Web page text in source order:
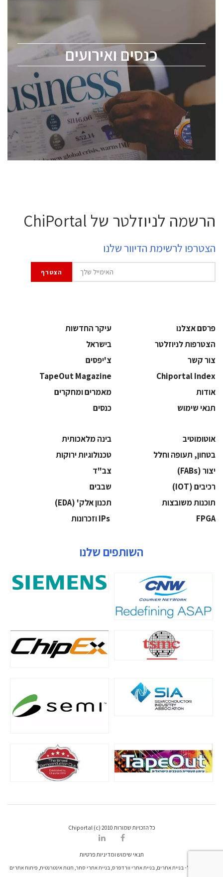
כנסים ואירועים
לכל העוסקים בתעשיית הסמיקונדקטור כולל מהנדסים,
ChipEx2026 will be held on May 12-13, 2026. The
conference is intended for everyone involved in the
semiconductor industry, including engineers,
professional experts, and senior executives.
לחץ לפרטים
הרשמה לניוזלטר של ChiPortal
הצטרפו לרשימת הדיוור שלנו
פרסם אצלנו
עיקר החדשות
הצטרפות לניוזלטר
בישראל
צור קשר
צ'יפסים
Chiportal Index
TapeOut Magazine
אודות
מאמרים ומחקרים
תנאי שימוש
כנסים
אוטומוטיב
בינה מלאכותית
בטחון, תעופה וחלל
‫טכנולוגיות ירוקות‬
‫יצור (‪(FABs‬‬
‫צב"ד‬
‫רכיבים‬ (IOT)
‫שבבים‬
‫תוכנות משובצות‬
‫תכנון אלק' (‪(EDA‬‬
‫‪FPGA‬‬
השותפים שלנו
כל הזכויות שמורות Chiportal (c) 2010
תנאי שימוש ומדיניות פרטיות
דרונט דיגיטל - בניית אתרים, בניית אתרי וורדפרס, בניית אתרי סחר, חנות אינטרנטית, פיתוח אתרים